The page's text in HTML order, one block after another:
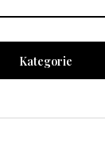
Kategorie